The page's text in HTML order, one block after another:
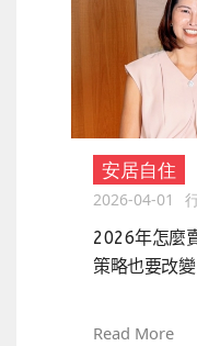
安居自住
2026-04-01
2026年怎麼
策略也要改變
Read More